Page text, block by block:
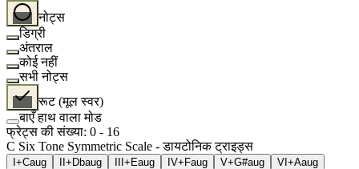
नोट्स
डिग्री
अंतराल
कोई नहीं
सभी नोट्स
रूट (मूल स्वर)
बाएँ हाथ वाला मोड
फ्रेट्स की संख्या: 0 - 16
C Six Tone Symmetric Scale - डायटोनिक ट्राइड्स
I+Caug II+ Dbaug III+ Eaug IV+ Faug V+G#aug VI+Aaug